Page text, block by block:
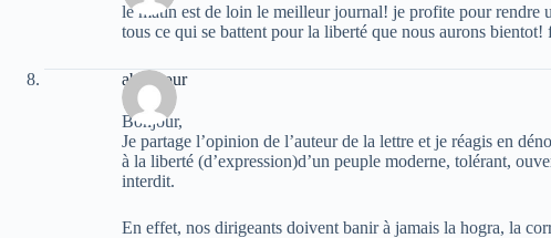
le matin est de loin le meilleur journal! je profite pour rendre
tous ce qui se battent pour la liberté que nous aurons bientot!
abdenour
Bonjour,
Je partage l’opinion de l’auteur de la lettre et je réagis en
à la liberté (d’expression)d’un peuple moderne, tolérant,
interdit.
En effet, nos dirigeants doivent banir à jamais la hogra, la